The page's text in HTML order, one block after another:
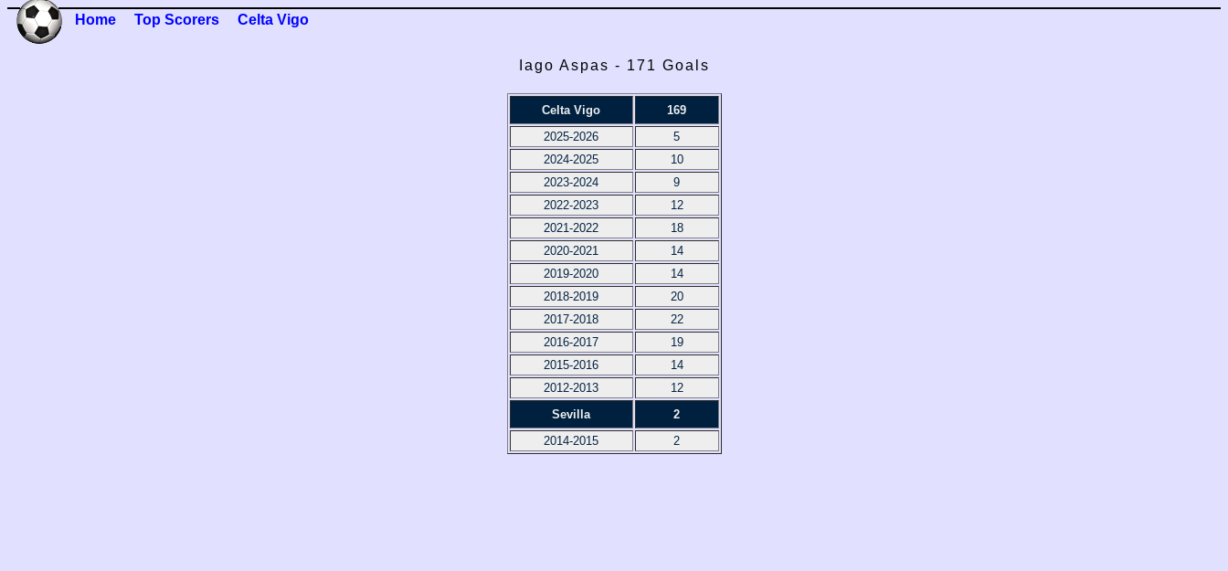
Home Top Scorers Celta Vigo
Iago Aspas - 171 Goals
Celta Vigo
169
2025-2026
5
2024-2025
10
2023-2024
9
2022-2023
12
2021-2022
18
2020-2021
14
2019-2020
14
2018-2019
20
2017-2018
22
2016-2017
19
2015-2016
14
2012-2013
12
Sevilla
2
2014-2015
2